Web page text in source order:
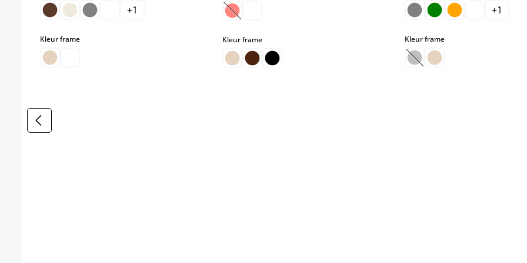
+1
Kleur frameselect
(Deze optie is momenteel niet beschikbaar.)
Kleur frameselect
+1
Kleur frameselect
(Deze optie is momenteel